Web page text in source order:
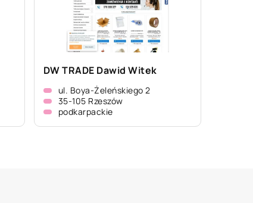
DW TRADE Dawid Witek
ul. Boya-Żeleńskiego 2
35-105 Rzeszów
podkarpackie